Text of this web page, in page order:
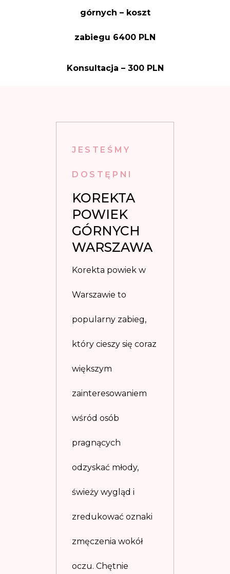
górnych – koszt
zabiegu 6400 PLN
Konsultacja – 300 PLN
JESTEŚMY
DOSTĘPNI
KOREKTA
POWIEK
GÓRNYCH
WARSZAWA
Korekta powiek w
Warszawie to
popularny zabieg,
który cieszy się coraz
większym
zainteresowaniem
wśród osób
pragnących
odzyskać młody,
świeży wygląd i
zredukować oznaki
zmęczenia wokół
oczu. Chętnie